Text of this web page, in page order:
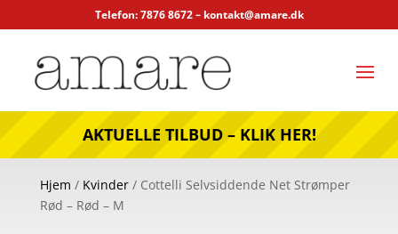
Telefon: 7876 8672 – kontakt@amare.dk
AKTUELLE TILBUD – KLIK HER!
Hjem / Kvinder/ Cottelli Selvsiddende Net Strømper
Rød – Rød – M